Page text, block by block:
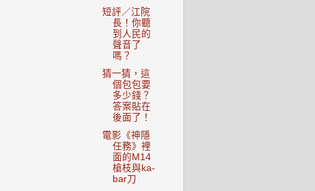
短評／江院
長！你聽
到人民的
聲音了
嗎？
猜一猜，這
個包包要
多少錢？
答案貼在
後面了！
電影《神隱
任務》裡
面的M14
槍枝與ka-
bar刀